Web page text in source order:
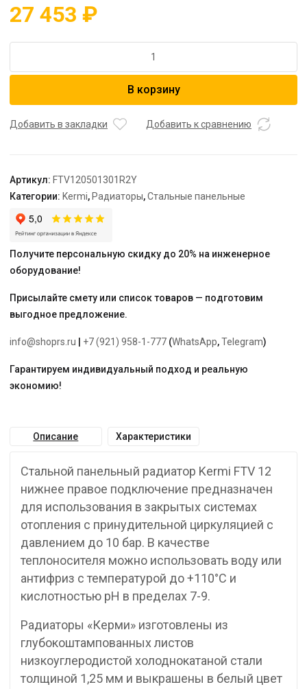
27 453 ₽
Радиатор,
64*500*1300,
RAL
9016
(белый),
Kermi
В корзину
Добавить в закладки Добавить к сравнению
Артикул: FTV120501301R2Y
Категории: Kermi, Радиаторы,Стальные панельные
Получите персональную скидку до 20% на инженерное
оборудование!
Присылайте смету или список товаров — подготовим
выгодное предложение.
info@shoprs.ru +7 (921) 958-1-777 (WhatsApp,Telegram)
Гарантируем индивидуальный подход и реальную
экономию!
Описание Характеристики
Стальной панельный радиатор Kermi FTV 12
нижнее правое подключение предназначен
для использования в закрытых системах
отопления с принудительной циркуляцией с
давлением до 10 бар. В качестве
теплоносителя можно использовать воду или
антифриз с температурой до +110°C и
кислотностью pH в пределах 7-9.
Радиаторы «Керми» изготовлены из
глубокоштампованных листов
низкоуглеродистой холоднокатаной стали
толщиной 1,25 мм и выкрашены в белый цвет